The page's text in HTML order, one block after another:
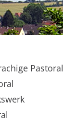
Pastoral